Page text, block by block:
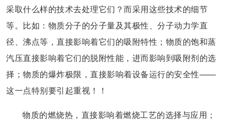
采取什么样的技术去处理它们？而采用这些技术的细节
等。比如：物质分子的分子量及其极性、分子动力学直
径、沸点等，直接影响着它们的吸附特性；物质的饱和蒸
汽压直接影响着它们的脱附性能，进而影响到吸附剂的选
择；物质的爆炸极限，直接影响着设备运行的安全性——
这一点特别要引起重视！！
物质的燃烧热，直接影响着燃烧工艺的选择与应用；